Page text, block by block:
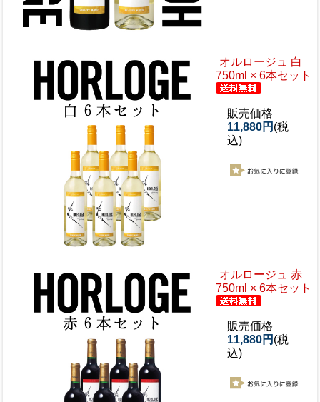
オルロージュ 白
750ml × 6本セット
販売価格
11,880円 (税
込)
オルロージュ 赤
750ml × 6本セット
販売価格
11,880円 (税
込)